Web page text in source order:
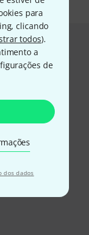
para
clicando
todos).
a
de
dos dados
através de
crédito.